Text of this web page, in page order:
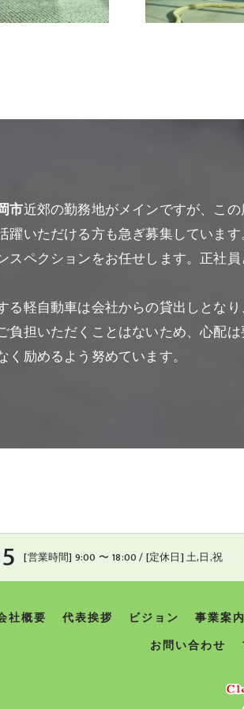
市近郊の勤務地がメインですが、こ
躍いただける方も急ぎ募集していま
スペクションをお任せします。正社
る軽自動車は会社からの貸出しとな
負担いただくことはないため、心配
励めるよう努めています。
[営業時間] 9:00 〜 18:00 / [定休日] 土,日,祝
社概要 代表挨拶 ビジョン 事業案内
お問い合わせ